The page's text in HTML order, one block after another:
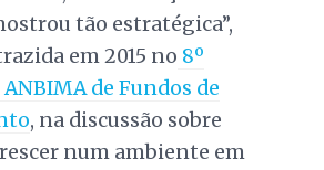
tão estratégica”,
em 2015 no 8º
de Fundos de
, na discussão sobre
num ambiente em